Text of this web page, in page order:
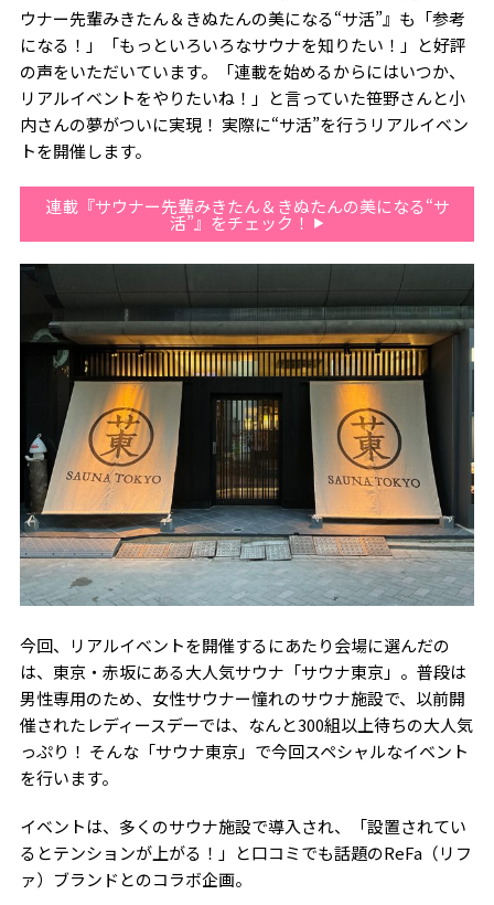
ウナー先輩みきたん＆きぬたんの美になる“サ活”』も「参考
になる！」「もっといろいろなサウナを知りたい！」と好評
の声をいただいています。「連載を始めるからにはいつか、
リアルイベントをやりたいね！」と言っていた笹野さんと小
内さんの夢がついに実現！ 実際に“サ活”を行うリアルイベン
トを開催します。
連載『サウナー先輩みきたん＆きぬたんの美になる“サ
活”』をチェック！
今回、リアルイベントを開催するにあたり会場に選んだの
は、東京・赤坂にある大人気サウナ「サウナ東京」。普段は
男性専用のため、女性サウナー憧れのサウナ施設で、以前開
催されたレディースデーでは、なんと300組以上待ちの大人気
っぷり！ そんな「サウナ東京」で今回スペシャルなイベント
を行います。
イベントは、多くのサウナ施設で導入され、「設置されてい
るとテンションが上がる！」と口コミでも話題のReFa（リフ
ァ）ブランドとのコラボ企画。